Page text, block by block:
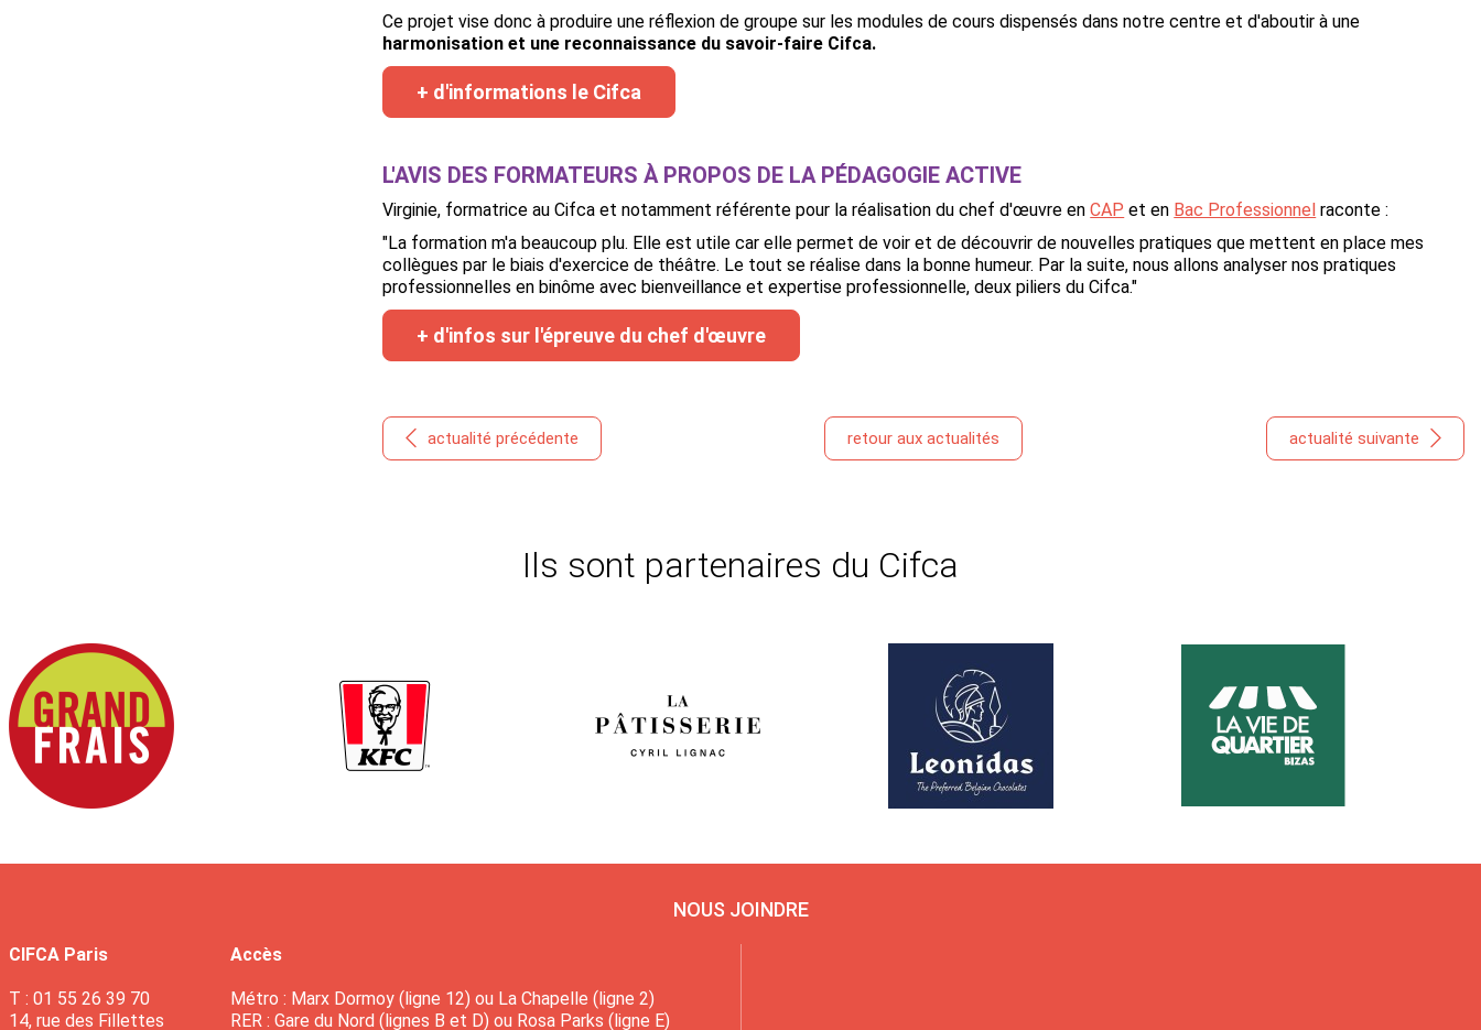
Ce projet vise donc à produire une réflexion de groupe sur les modules de cours dispensés dans notre centre et d'aboutir à une
harmonisation et une reconnaissance du savoir-faire Cifca.
+ d'informations le Cifca
L'AVIS DES FORMATEURS À PROPOS DE LA PÉDAGOGIE ACTIVE
Virginie, formatrice au Cifca et notamment référente pour la réalisation du chef d'œuvre enCAP et en Bac Professionnel raconte :
"La formation m'a beaucoup plu. Elle est utile car elle permet de voir et de découvrir de nouvelles pratiques que mettent en place mes
collègues par le biais d'exercice de théâtre. Le tout se réalise dans la bonne humeur. Par la suite, nous allons analyser nos pratiques
professionnelles en binôme avec bienveillance et expertise professionnelle, deux piliers du Cifca."
+ d'infos sur l'épreuve du chef d'œuvre
actualité précédente retour aux actualités actualité suivante
Ils sont partenaires du Cifca
NOUS JOINDRE
CIFCA Paris
T : 01 55 26 39 70
14, rue des Fillettes
Accès
Métro : Marx Dormoy (ligne 12) ou La Chapelle (ligne 2)
RER : Gare du Nord (lignes B et D) ou Rosa Parks (ligne E)